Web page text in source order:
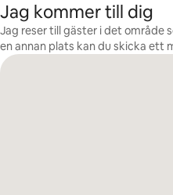
Jag kommer till dig
Jag reser till gäster i det område
en annan plats kan du skicka ett